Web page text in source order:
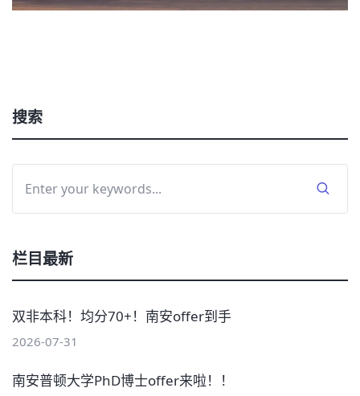
搜索
栏目最新
双非本科！均分70+！南安offer到手
2026-07-31
南安普顿大学PhD博士offer来啦！！